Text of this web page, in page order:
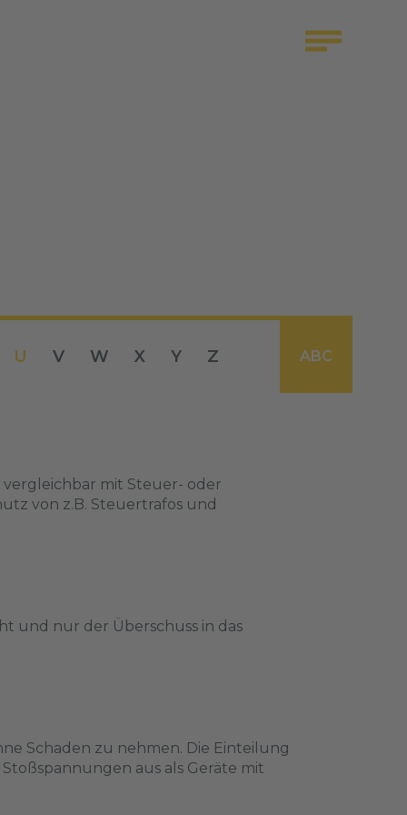
U V W X Y Z ABC
mit Steuer- oder
von z.B. Steuertrafos und
und nur der Überschuss in das
Schaden zu nehmen. Die Einteilung
aus als Geräte mit